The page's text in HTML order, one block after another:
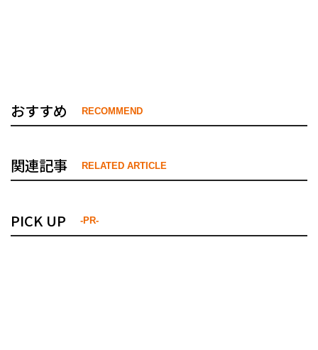
おすすめ RECOMMEND
関連記事 RELATED ARTICLE
PICK UP -PR-